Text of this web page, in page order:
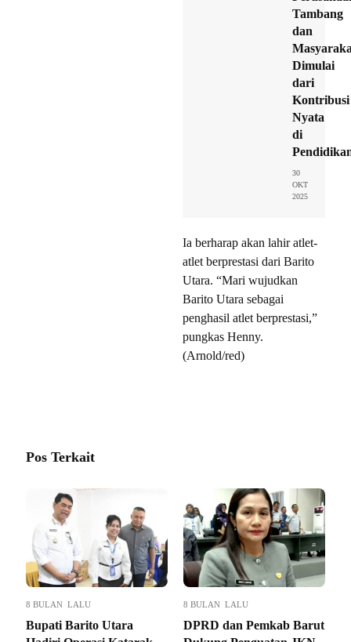
Tambang
dan
Dimulai
dari
Kontribusi
Nyata
di
30
OKT
2025
Ia berharap akan lahir atlet-
atlet berprestasi dari Barito
Utara. “Mari wujudkan
Barito Utara sebagai
penghasil atlet berprestasi,”
pungkas Henny.
(Arnold/red)
Pos Terkait
8 BULAN LALU
Bupati Barito Utara
8 BULAN LALU
DPRD dan Pemkab Barut